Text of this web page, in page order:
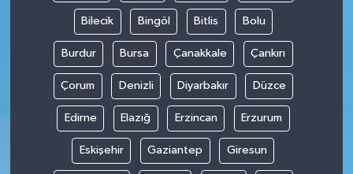
Bilecik Bingöl Bitlis Bolu
Burdur Bursa Çanakkale Çankırı
Çorum Denizli Diyarbakır Düzce
Edirne Elazığ Erzincan Erzurum
Eskişehir Gaziantep Giresun